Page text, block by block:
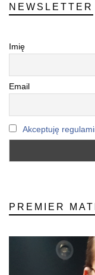
NEWSLETTER
Imię
Email
Akceptuję
PREMIER